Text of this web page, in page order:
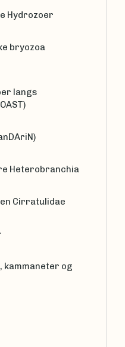
Hydrozoer
bryozoa
langs
Heterobranchia
Cirratulidae
kammaneter og